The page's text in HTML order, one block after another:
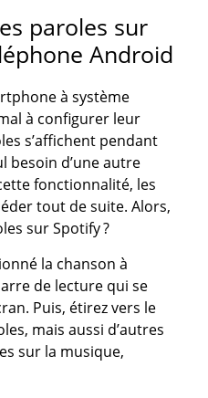
paroles sur
Android
à système
à configurer leur
s’affichent pendant
besoin d’une autre
fonctionnalité, les
tout de suite. Alors,
sur Spotify ?
la chanson à
de lecture qui se
Puis, étirez vers le
mais aussi d’autres
sur la musique,